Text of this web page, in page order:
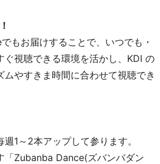
もお届けすることで、いつでも・
視聴できる環境を活かし、KDI の
やすきま時間に合わせて視聴でき
1～2本アップして参ります。
「Zubanba Dance(ズバンバダン